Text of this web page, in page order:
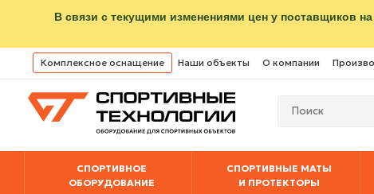
В связи с текущими изменениями цен у поставщиков
Комплексное оснащение Наши объекты О компании
СПОРТИВНОЕ
ОБОРУДОВАНИЕ
СПОРТИВНЫЕ МАТЫ
И ПРОТЕКТОРЫ